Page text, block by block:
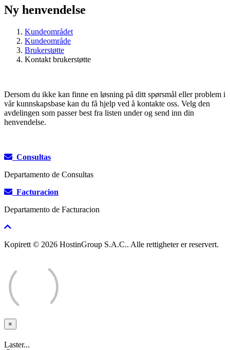
Ny henvendelse
Kundeområdet
Kundeområde
Brukerstøtte
Kontakt brukerstøtte
Dersom du ikke kan finne en løsning på ditt spørsmål eller problem i
vår kunnskapsbase kan du få hjelp ved å kontakte oss. Velg den
avdelingen som passer best fra listen under og send inn din
henvendelse.
Consultas
Departamento de Consultas
Facturacion
Departamento de Facturacion
Kopirett © 2026 HostinGroup S.A.C.. Alle rettigheter er reservert.
×
Lukk
Laster...